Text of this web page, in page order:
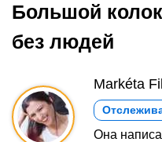
Большой
без людей
Markéta
Она